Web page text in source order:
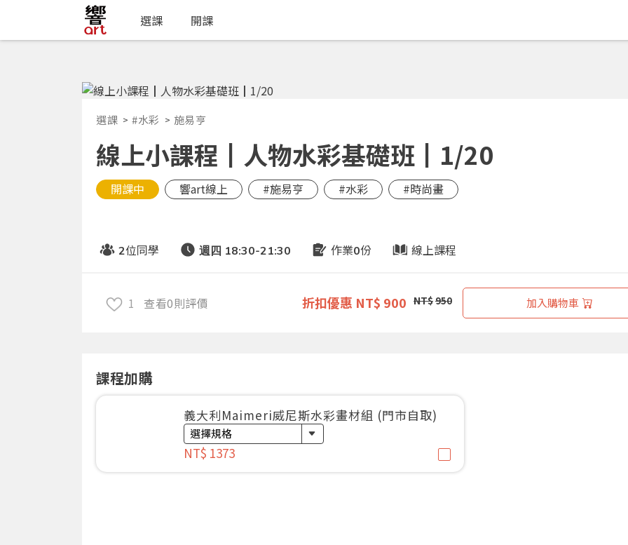
選課 開課
選課 #水彩 施易亨
線上小課程┃人物水彩基礎班┃1/20
開課中 響art線上 #施易亨 #水彩 #時尚畫
2位同學 週四 18:30-21:30 作業0份 線上課程
1 查看0則評價 折扣優惠 NT$ 900 NT$950 加入購物車
課程加購
義大利Maimeri威尼斯水彩畫材組 (門市自取)
NT$ 1373